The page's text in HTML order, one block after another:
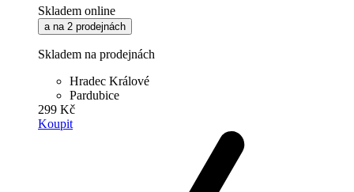
Skladem online
a na 2 prodejnách
Skladem na prodejnách
Hradec Králové
Pardubice
299 Kč
Koupit